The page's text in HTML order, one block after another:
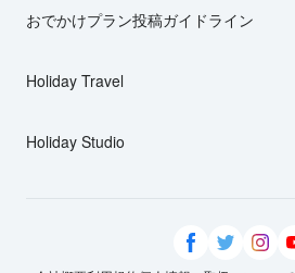
おでかけプラン投稿ガイドライン
Holiday Travel
Holiday Studio